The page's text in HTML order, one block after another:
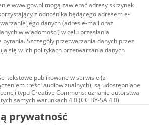
www.gov.pl mogą zawierać adresy skrzynek
z odnośnika będącego adresem e-
jego danych (adres e-mail oraz
w wiadomości) w celu przesłania
pytania. Szczegóły przetwarzania danych przez
się w ich politykach przetwarzania danych
tekstowe publikowane w serwisie (z
treści audiowizualnych), są udostępniane
typu Creative Commons: uznanie autorstwa
samych warunkach 4.0 (CC BY-SA 4.0).
audiowizualne, w tym zdjęcia, materiały
i wideo, są udostępniane na licencji typu
Commons: uznanie autorstwa użycie
prywatność